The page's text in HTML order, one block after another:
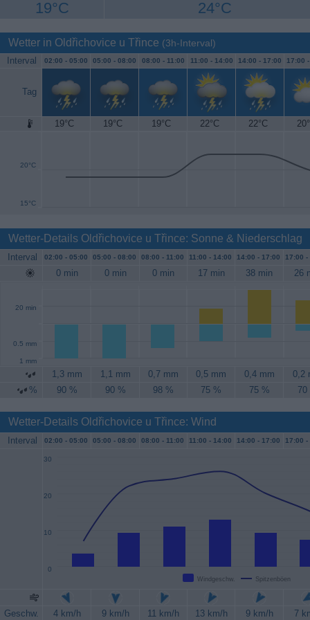
19°C 24°C
Wetter in Oldřichovice u Třince (3h-Interval)
Interval 02:00 - 05:00 05:00 - 08:00 08:00 - 11:00 11:00 - 14:00 14:00 - 17:00 17:00
Tag
19°C 19°C 19°C 22°C 22°C
15°C
20°C
25°C
Wetter-Details Oldřichovice u Třince: Sonne & Niederschlag
Interval 02:00 - 05:00 05:00 - 08:00 08:00 - 11:00 11:00 - 14:00 14:00 - 17:00 17:00 -
0 min 0 min 0 min 17 min 38 min 26
20 min
0.5 mm
1 mm
1,3 mm 1,1 mm 0,7 mm 0,5 mm 0,4 mm
0,2
%
90 % 90 % 98 % 75 % 75 % 70
Wetter-Details Oldřichovice u Třince: Wind
Interval 02:00 - 05:00 05:00 - 08:00 08:00 - 11:00 11:00 - 14:00 14:00 - 17:00 17:00 -
Windgeschw. Spitzenböen
0
10
20
30
Geschw. 4 km/h 9 km/h 11 km/h 13 km/h 9 km/h
7